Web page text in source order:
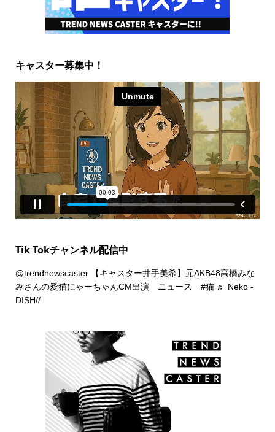
キャスター募集中！
Tik Tokチャンネル配信中
@trendnewscaster【キャスター井手美希】元AKB48高橋みな
みさんの愛猫にゃーちゃんCM出演 ニュース #猫 ♬ Neko -
DISH//